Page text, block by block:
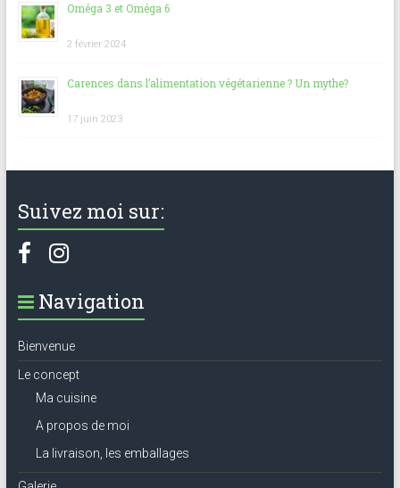
Oméga 3 et Oméga 6
2 février 2024
Carences dans l’alimentation végétarienne ? Un mythe?
17 juin 2023
Suivez moi sur:
Navigation
Bienvenue
Le concept
Ma cuisine
A propos de moi
La livraison, les emballages